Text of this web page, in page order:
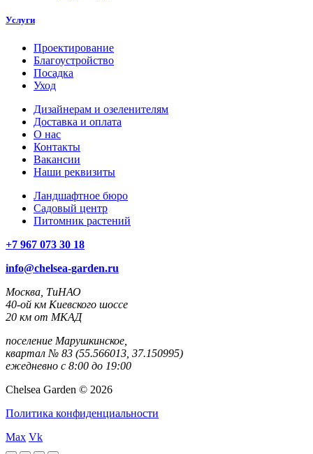
Услуги
Проектирование
Благоустройство
Посадка
Уход
Дизайнерам и озеленителям
Доставка и оплата
О нас
Контакты
Вакансии
Наши реквизиты
Ландшафтное бюро
Садовый центр
Питомник растений
+7 967 073 30 18
info@chelsea-garden.ru
Москва, ТиНАО
40-ой км Киевского шоссе
20 км от МКАД
поселение Марушкинское,
квартал № 83 (55.566013, 37.150995)
ежедневно с 8:00 до 19:00
Chelsea Garden © 2026
Политика конфиденциальности
Max Vk